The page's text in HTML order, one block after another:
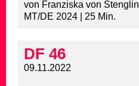
von Franziska von Stenglin
MT/DE 2024 | 25 Min.
DF 46
09.11.2022